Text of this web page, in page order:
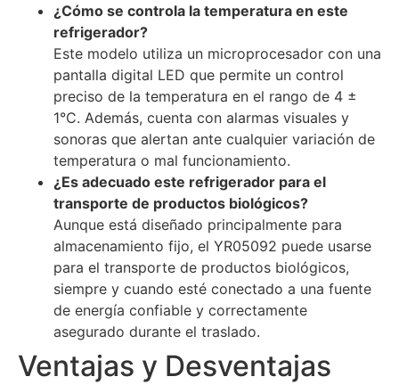
¿Cómo se controla la temperatura en este
refrigerador?
Este modelo utiliza un microprocesador con una
pantalla digital LED que permite un control
preciso de la temperatura en el rango de 4 ±
1°C. Además, cuenta con alarmas visuales y
sonoras que alertan ante cualquier variación de
temperatura o mal funcionamiento.
¿Es adecuado este refrigerador para el
transporte de productos biológicos?
Aunque está diseñado principalmente para
almacenamiento fijo, el YR05092 puede usarse
para el transporte de productos biológicos,
siempre y cuando esté conectado a una fuente
de energía confiable y correctamente
asegurado durante el traslado.
Ventajas y Desventajas